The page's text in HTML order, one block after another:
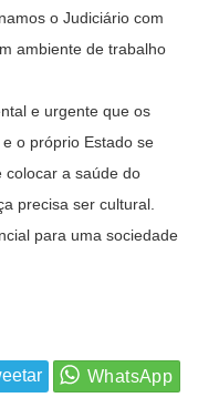
o Judiciário com
ambiente de trabalho
e urgente que os
o próprio Estado se
colocar a saúde do
precisa ser cultural.
para uma sociedade